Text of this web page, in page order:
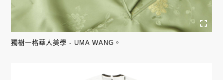
獨樹一格華人美學 - UMA WANG。